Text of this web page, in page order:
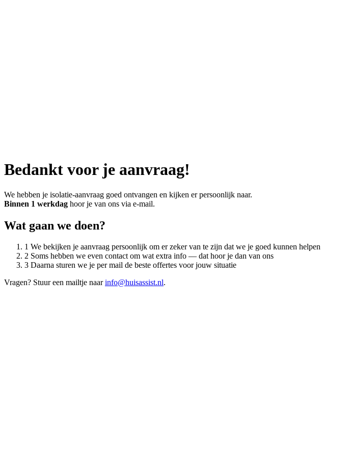
Bedankt voor je aanvraag!
We hebben je isolatie-aanvraag goed ontvangen en kijken er persoonlijk naar.
Binnen 1 werkdag hoor je van ons via e-mail.
Wat gaan we doen?
1 We bekijken je aanvraag persoonlijk om er zeker van te zijn dat we je goed kunnen helpen
2 Soms hebben we even contact om wat extra info — dat hoor je dan van ons
3 Daarna sturen we je per mail de beste offertes voor jouw situatie
Vragen? Stuur een mailtje naarinfo@huisassist.nl.